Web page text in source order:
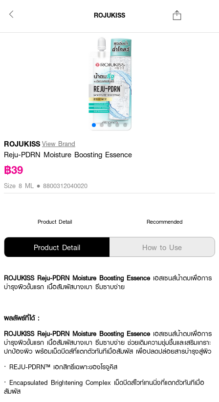
ROJUKISS
ROJUKISS View Brand
Reju-PDRN Moisture Boosting Essence
฿39
Size 8 ML • 8800312040020
Product Detail Recommended
Product Detail How to Use
ROJUKISS Reju-PDRN Moisture Boosting Essence เอสเซนส์น้ำตบเพื่อการ
บำรุงผิวขั้นแรก เนื้อสัมผัสบางเบา ซึมซาบง่าย
ผลลัพธ์ที่ได้ :
ROJUKISS Reju-PDRN Moisture Boosting Essence เอสเซนส์น้ำตบเพื่อการ
บำรุงผิวขั้นแรก เนื้อสัมผัสบางเบา ซึมซาบง่าย ช่วยเติมความชุ่มชื้นและเสริมเกราะ
ปกป้องผิว พร้อมเม็ดบีดส์ที่แตกตัวทันทีเมื่อสัมผัส เพื่อปลดปล่อยสารบำรุงสู่ผิว
· REJU-PDRN™ เอกสิทธิ์เฉพาะของโรจูคิส
· Encapsulated Brightening Complex เม็ดบีดส์ไวท์เทนนิ่งที่แตกตัวทันทีเมื่อ
สัมผัส